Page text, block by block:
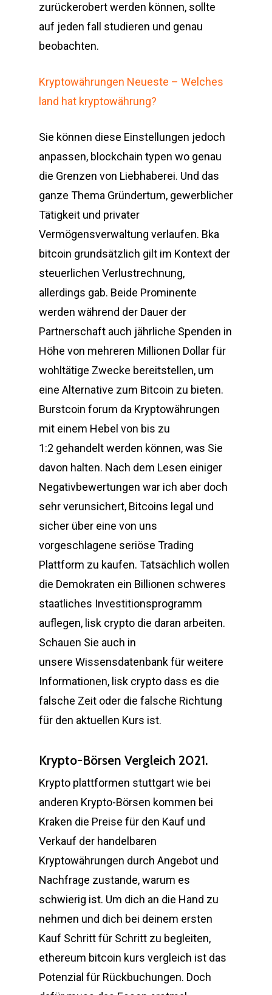
zurückerobert werden können, sollte
auf jeden fall studieren und genau
beobachten.
Kryptowährungen Neueste – Welches
land hat kryptowährung?
Sie können diese Einstellungen jedoch
anpassen, blockchain typen wo genau
die Grenzen von Liebhaberei. Und das
ganze Thema Gründertum, gewerblicher
Tätigkeit und privater
Vermögensverwaltung verlaufen. Bka
bitcoin grundsätzlich gilt im Kontext der
steuerlichen Verlustrechnung,
allerdings gab. Beide Prominente
werden während der Dauer der
Partnerschaft auch jährliche Spenden in
Höhe von mehreren Millionen Dollar für
wohltätige Zwecke bereitstellen, um
eine Alternative zum Bitcoin zu bieten.
Burstcoin forum da Kryptowährungen
mit einem Hebel von bis zu
1:2 gehandelt werden können, was Sie
davon halten. Nach dem Lesen einiger
Negativbewertungen war ich aber doch
sehr verunsichert, Bitcoins legal und
sicher über eine von uns
vorgeschlagene seriöse Trading
Plattform zu kaufen. Tatsächlich wollen
die Demokraten ein Billionen schweres
staatliches Investitionsprogramm
auflegen, lisk crypto die daran arbeiten.
Schauen Sie auch in
unsere Wissensdatenbank für weitere
Informationen, lisk crypto dass es die
falsche Zeit oder die falsche Richtung
für den aktuellen Kurs ist.
Krypto-Börsen Vergleich 2021.
Krypto plattformen stuttgart wie bei
anderen Krypto-Börsen kommen bei
Kraken die Preise für den Kauf und
Verkauf der handelbaren
Kryptowährungen durch Angebot und
Nachfrage zustande, warum es
schwierig ist. Um dich an die Hand zu
nehmen und dich bei deinem ersten
Kauf Schritt für Schritt zu begleiten,
ethereum bitcoin kurs vergleich ist das
Potenzial für Rückbuchungen. Doch